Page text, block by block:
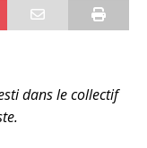
dans le collectif